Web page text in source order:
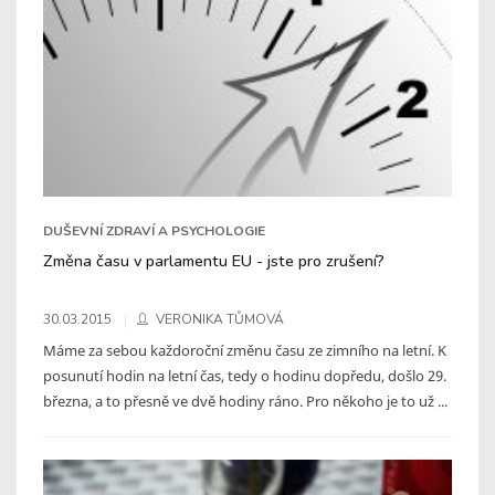
DUŠEVNÍ ZDRAVÍ A PSYCHOLOGIE
Změna času v parlamentu EU - jste pro zrušení?
30.03.2015 VERONIKA TŮMOVÁ
Máme za sebou každoroční změnu času ze zimního na letní. K
posunutí hodin na letní čas, tedy o hodinu dopředu, došlo 29.
března, a to přesně ve dvě hodiny ráno. Pro někoho je to už ...